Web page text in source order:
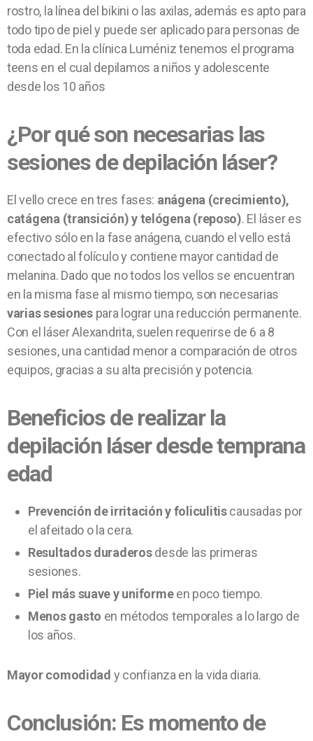
rostro, la línea del bikini o las axilas, además es apto para
todo tipo de piel y puede ser aplicado para personas de
toda edad. En la clínica Luméniz tenemos el programa
teens en el cual depilamos a niños y adolescente
desde los 10 años
¿Por qué son necesarias las
sesiones de depilación láser?
El vello crece en tres fases: anágena (crecimiento),
catágena (transición) y telógena (reposo). El láser es
efectivo sólo en la fase anágena, cuando el vello está
conectado al folículo y contiene mayor cantidad de
melanina. Dado que no todos los vellos se encuentran
en la misma fase al mismo tiempo, son necesarias
varias sesionespara lograr una reducción permanente.
Con el láser Alexandrita, suelen requerirse de 6 a 8
sesiones, una cantidad menor a comparación de otros
equipos, gracias a su alta precisión y potencia.
Beneficios de realizar la
depilación láser desde temprana
edad
Prevención de irritación y foliculitiscausadas por
el afeitado o la cera.
Resultados duraderosdesde las primeras
sesiones.
Piel más suave y uniformeen poco tiempo.
Menos gasto en métodos temporales a lo largo de
los años.
Mayor comodidad y confianza en la vida diaria.
Conclusión: Es momento de